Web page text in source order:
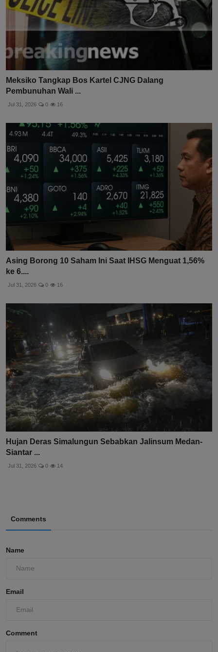
Meksiko Tangkap Bos Kartel CJNG Dalang
Pembunuhan Wali ...
Jul 31, 2026 0 16
Asing Borong 10 Saham Ini Saat IHSG Menguat 1,56%
ke 6....
Jul 31, 2026 0 16
Hujan Deras Simalungun Sebabkan Jalinsum Medan-
Siantar ...
Jul 31, 2026 0 14
Comments
Name
Email
Comment